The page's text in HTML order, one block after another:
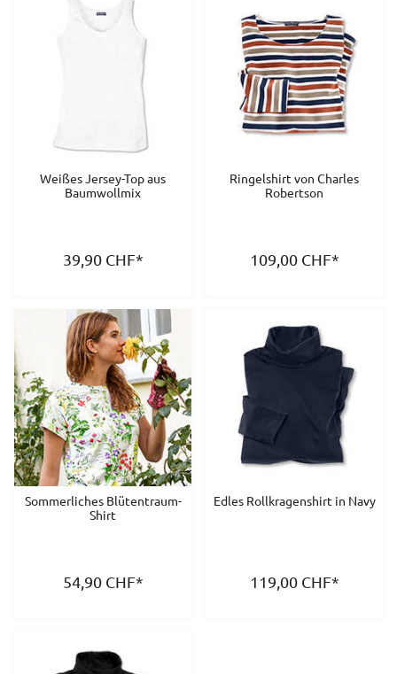
Weißes Jersey-Top aus
Baumwollmix
39,90CHF*
Ringelshirt von Charles
Robertson
109,00CHF*
Sommerliches Blütentraum-
Shirt
54,90CHF*
Edles Rollkragenshirt in Navy
119,00CHF*